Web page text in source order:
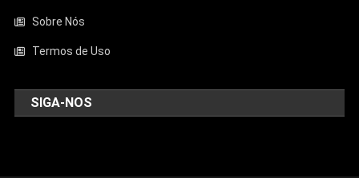
Sobre Nós
Termos de Uso
SIGA-NOS